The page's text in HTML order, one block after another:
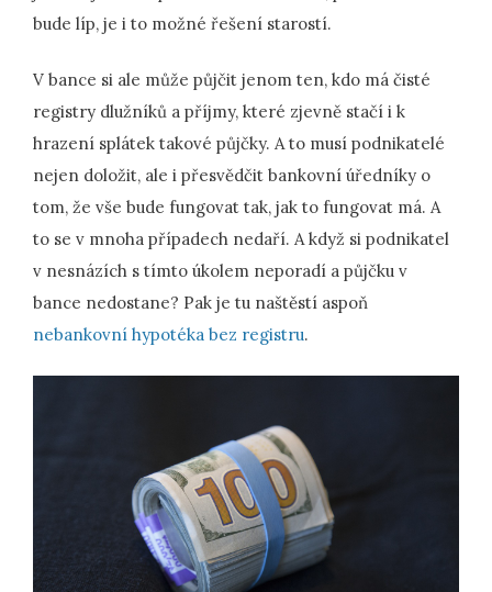
bude líp, je i to možné řešení starostí.
V bance si ale může půjčit jenom ten, kdo má čisté
registry dlužníků a příjmy, které zjevně stačí i k
hrazení splátek takové půjčky. A to musí podnikatelé
nejen doložit, ale i přesvědčit bankovní úředníky o
tom, že vše bude fungovat tak, jak to fungovat má. A
to se v mnoha případech nedaří. A když si podnikatel
v nesnázích s tímto úkolem neporadí a půjčku v
bance nedostane? Pak je tu naštěstí aspoň
nebankovní hypotéka bez registru.